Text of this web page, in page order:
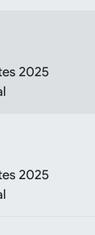
2025
2025